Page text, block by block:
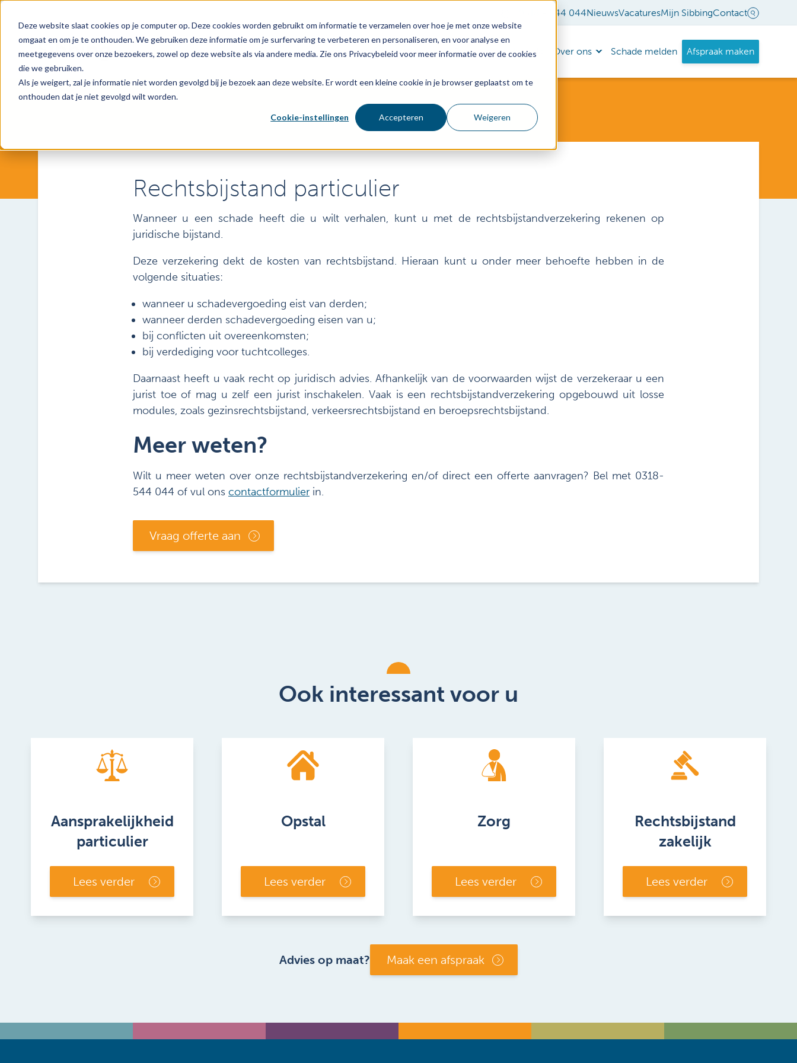
Deze website slaat cookies op je computer op. Deze cookies worden gebruikt om informatie te verzamelen over hoe je met onze website
omgaat en om je te onthouden. We gebruiken deze informatie om je surfervaring te verbeteren en personaliseren, en voor analyse en
meetgegevens over onze bezoekers, zowel op deze website als via andere media. Zie ons Privacybeleid voor meer informatie over de cookies
die we gebruiken.
Als je weigert, zal je informatie niet worden gevolgd bij je bezoek aan deze website. Er wordt een kleine cookie in je browser geplaatst om te
onthouden dat je niet gevolgd wilt worden.
Cookie-instellingen Accepteren Weigeren
0318 - 544 044NieuwsVacaturesMijn SibbingContact
Voor wie Diensten Agenda Over ons Schade melden Afspraak maken
Rechtsbijstand particulier
Wanneer u een schade heeft die u wilt verhalen, kunt u met de rechtsbijstandverzekering rekenen op
juridische bijstand.
Deze verzekering dekt de kosten van rechtsbijstand. Hieraan kunt u onder meer behoefte hebben in de
volgende situaties:
wanneer u schadevergoeding eist van derden;
wanneer derden schadevergoeding eisen van u;
bij conflicten uit overeenkomsten;
bij verdediging voor tuchtcolleges.
Daarnaast heeft u vaak recht op juridisch advies. Afhankelijk van de voorwaarden wijst de verzekeraar u een
jurist toe of mag u zelf een jurist inschakelen. Vaak is een rechtsbijstandverzekering opgebouwd uit losse
modules, zoals gezinsrechtsbijstand, verkeersrechtsbijstand en beroepsrechtsbijstand.
Meer weten?
Wilt u meer weten over onze rechtsbijstandverzekering en/of direct een offerte aanvragen? Bel met 0318-
544 044 of vul ons contactformulier in.
Vraag offerte aan
Ook interessant voor u
Aansprakelijkheid
particulier
Lees verder
Opstal
Lees verder
Zorg
Lees verder
Rechtsbijstand
zakelijk
Lees verder
Advies op maat? Maak een afspraak